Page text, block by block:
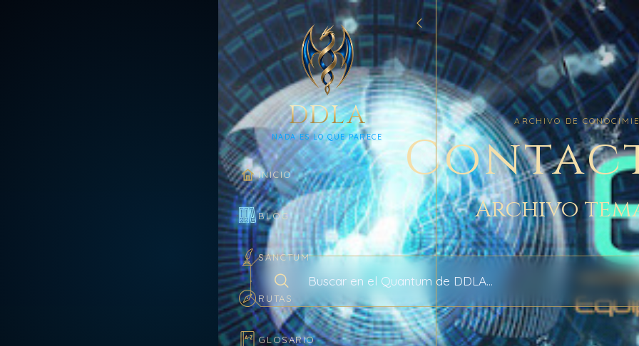
DDLA
NADA ES LO QUE PARECE
INICIO
BLOG
SANCTUM
RUTAS
GLOSARIO
ARCHIVO DE
Archivo
Buscar en el archivo